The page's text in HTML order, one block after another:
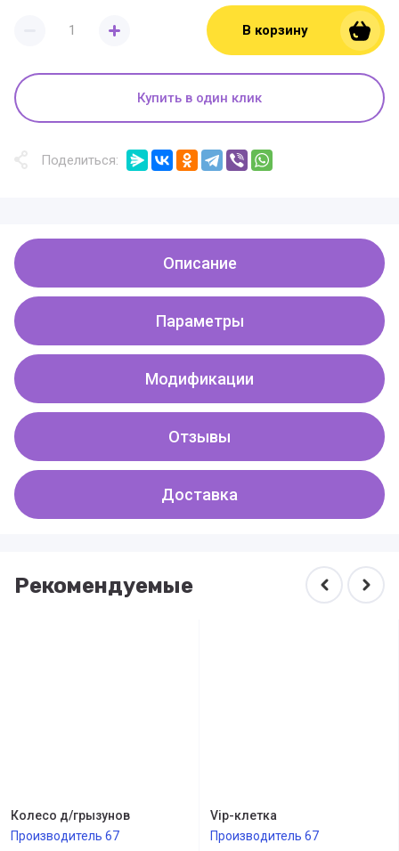
В корзину
Купить в один клик
Поделиться:
Описание
Параметры
Модификации
Отзывы
Доставка
Рекомендуемые
Колесо д/грызунов
Производитель 67
Vip-клетка
Производитель 67